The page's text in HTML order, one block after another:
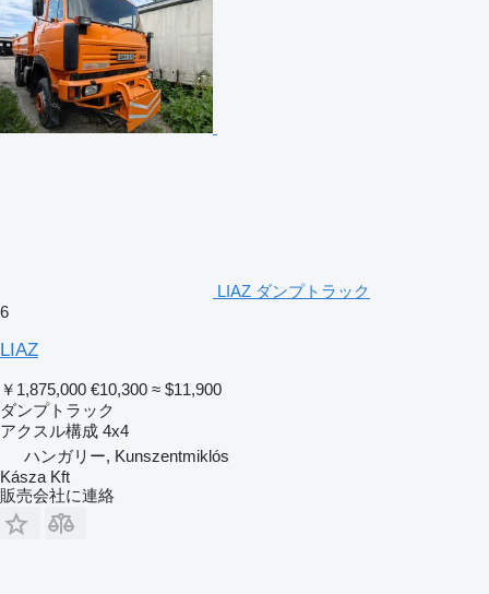
LIAZ ダンプトラック
6
LIAZ
￥1,875,000 €10,300 ≈ $11,900
ダンプトラック
アクスル構成 4x4
ハンガリー, Kunszentmiklós
Kásza Kft
販売会社に連絡